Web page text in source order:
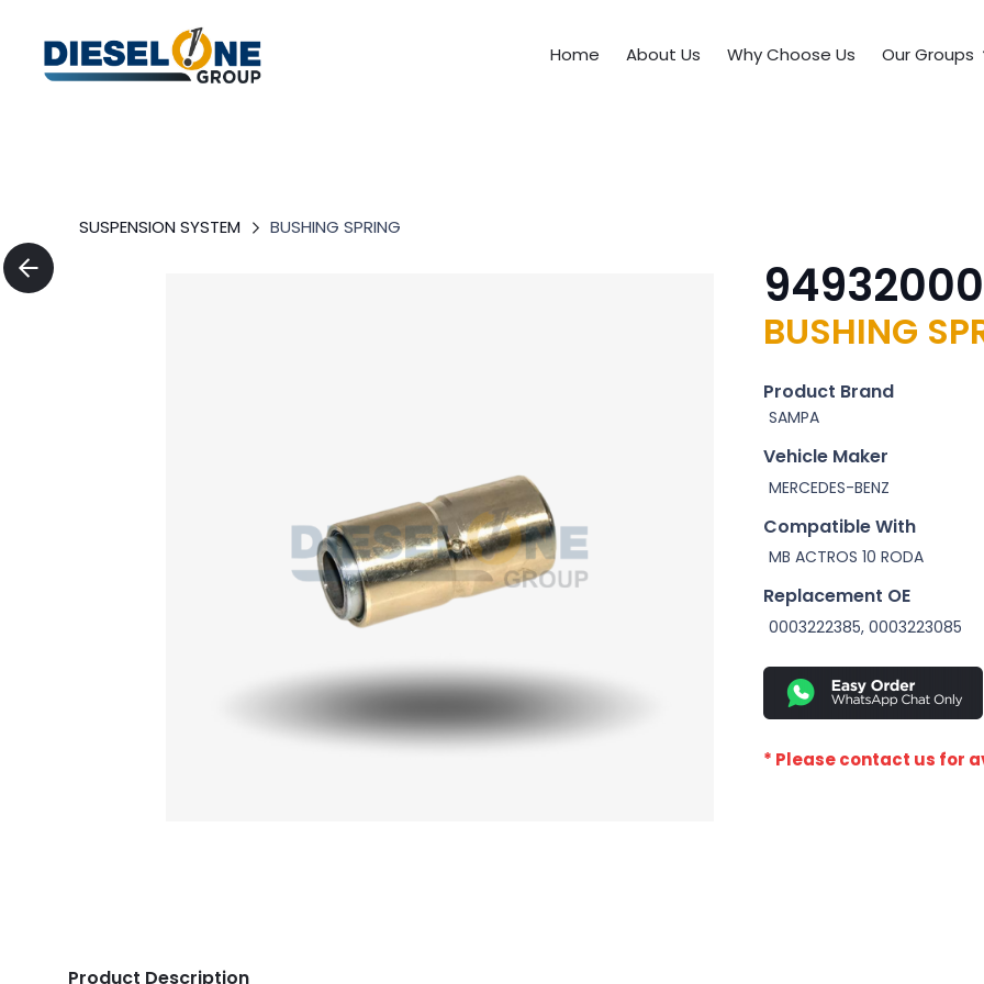
Home About Us Why Choose Us Our Groups
SUSPENSION SYSTEM BUSHING SPRING
BUSHING
Product Brand
SAMPA
Vehicle Maker
MERCEDES-BENZ
Compatible With
MB ACTROS 10 RODA
Replacement OE
0003222385, 0003223085
* Please contact us for
Product Description